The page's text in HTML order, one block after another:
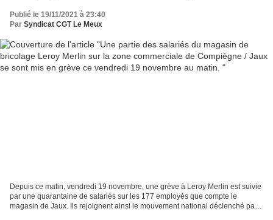
Publié le 19/11/2021 à 23:40
Par Syndicat CGT Le Meux
Depuis ce matin, vendredi 19 novembre, une grève à Leroy Merlin est suivie
par une quarantaine de salariés sur les 177 employés que compte le
magasin de Jaux. Ils rejoignent ainsi le mouvement national déclenché par